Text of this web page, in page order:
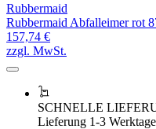
Rubbermaid
Rubbermaid Abfalleimer rot
157,74 €
zzgl. MwSt.
SCHNELLE
Lieferung 1-3 Werktage